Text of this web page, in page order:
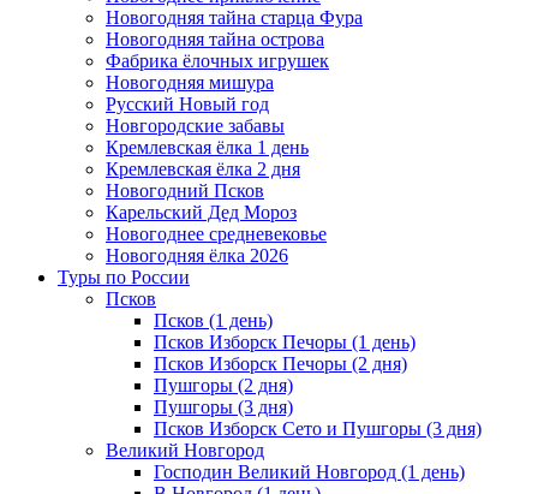
Новогодняя тайна старца Фура
Новогодняя тайна острова
Фабрика ёлочных игрушек
Новогодняя мишура
Русский Новый год
Новгородские забавы
Кремлевская ёлка 1 день
Кремлевская ёлка 2 дня
Новогодний Псков
Карельский Дед Мороз
Новогоднее средневековье
Новогодняя ёлка 2026
Туры по России
Псков
Псков (1 день)
Псков Изборск Печоры (1 день)
Псков Изборск Печоры (2 дня)
Пушгоры (2 дня)
Пушгоры (3 дня)
Псков Изборск Сето и Пушгоры (3 дня)
Великий Новгород
Господин Великий Новгород (1 день)